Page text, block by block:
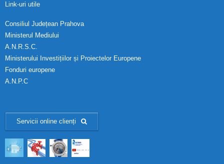
Link-uri utile
Consiliul Județean Prahova
Ministerul Mediului
A.N.R.S.C.
Ministerului Investițiilor și Proiectelor Europene
Fonduri europene
A.N.P.C
Servicii online clienți